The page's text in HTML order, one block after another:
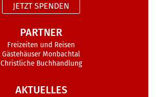
JETZT SPENDEN
PARTNER
Freizeiten und Reisen
Gästehäuser Monbachtal
Christliche Buchhandlung
AKTUELLES